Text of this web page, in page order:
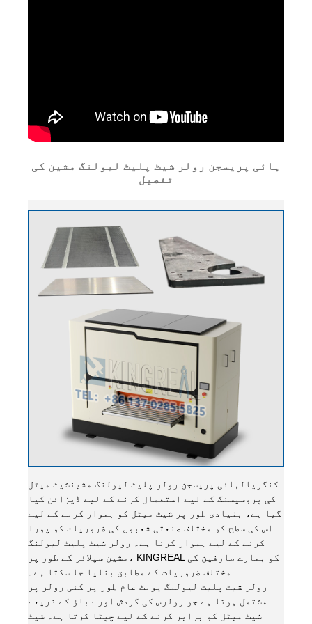
ہائی پریسجن رولر شیٹ پلیٹ لیولنگ مشین کی
تفصیل
کنگریال ہائی پریسجن رولر پلیٹ لیولنگ مشین شیٹ میٹل
کی پروسیسنگ کے لیے استعمال کرنے کے لیے ڈیزائن کیا
گیا ہے، بنیادی طور پر شیٹ میٹل کو ہموار کرنے کے لیے
اس کی سطح کو مختلف صنعتی شعبوں کی ضروریات کو پورا
کرنے کے لیے ہموار کرنا ہے۔ رولر شیٹ پلیٹ لیولنگ
مشین سپلائر کے طور پر، KINGREAL کو ہمارے صارفین کی
مختلف ضروریات کے مطابق بنایا جا سکتا ہے۔
رولر شیٹ پلیٹ لیولنگ یونٹ عام طور پر کئی رولر پر
مشتمل ہوتا ہے جو رولرس کی گردش اور دباؤ کے ذریعے
شیٹ میٹل کو برابر کرنے کے لیے چپٹا کرتا ہے۔ شیٹ